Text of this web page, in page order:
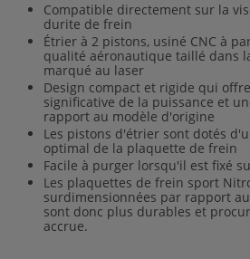
Compatible directement sur la
durite de frein
Étrier à 2 pistons, usiné CNC à
qualité aéronautique taillé dans
marqué au laser
Design compact et rigide qui
significative de la puissance et
rapport au modèle d'origine
Les pistons d'étrier sont dotés
optimal de la plaquette de frein
Facile à purger lorsqu'il est fixé
Les plaquettes de frein sport
surdimensionnées par rapport
sont donc plus durables et
accrue.